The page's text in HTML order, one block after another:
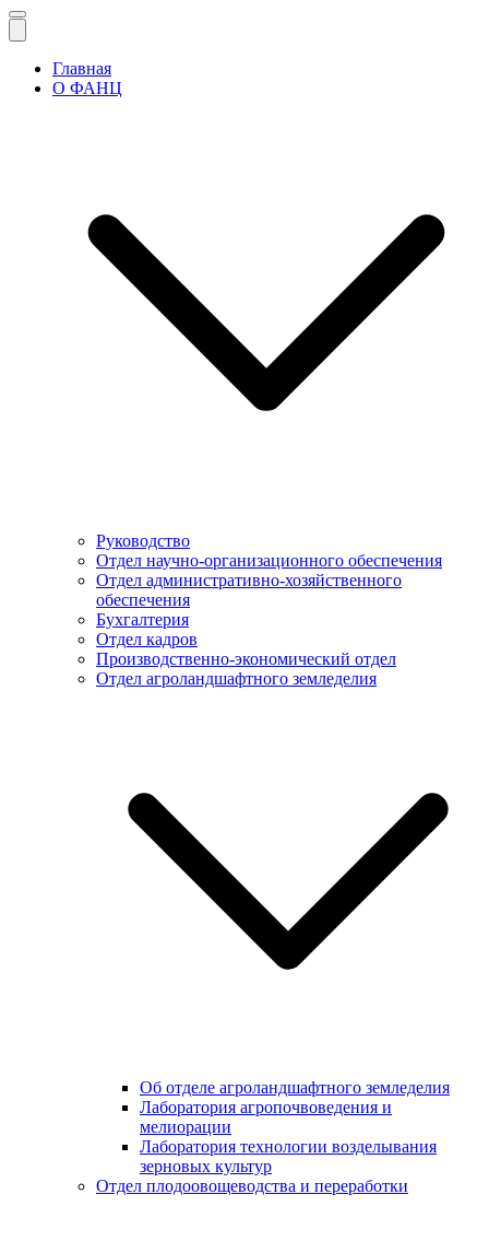
Главная
О ФАНЦ
Руководство
Отдел научно-организационного обеспечения
Отдел административно-хозяйственного
обеспечения
Бухгалтерия
Отдел кадров
Производственно-экономический отдел
Отдел агроландшафтного земледелия
Об отделе агроландшафтного земледелия
Лаборатория агропочвоведения и
мелиорации
Лаборатория технологии возделывания
зерновых культур
Отдел плодоовощеводства и переработки